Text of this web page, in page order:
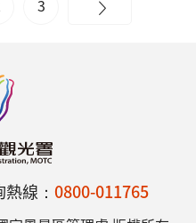
3
線： 0800-011765